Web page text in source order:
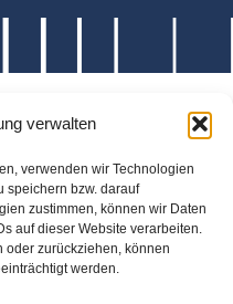
verwalten
verwenden wir Technologien
speichern bzw. darauf
zustimmen, können wir Daten
auf dieser Website verarbeiten.
oder zurückziehen, können
werden.